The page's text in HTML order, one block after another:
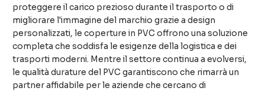
proteggere il carico prezioso durante il trasporto o di
migliorare l'immagine del marchio grazie a design
personalizzati, le coperture in PVC offrono una soluzione
completa che soddisfa le esigenze della logistica e dei
trasporti moderni. Mentre il settore continua a evolversi,
le qualità durature del PVC garantiscono che rimarrà un
partner affidabile per le aziende che cercano di